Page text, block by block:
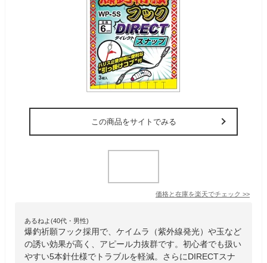
この商品をサイトでみる
価格と在庫を楽天でチェック >>
あるねよ(40代・男性)
爆釣祈願フック採用で、ケイムラ（紫外線発光）や玉など
の誘い効果が高く、アピール力抜群です。初心者でも扱い
やすい5本針仕様でトラブルを軽減。さらにDIRECTスナ